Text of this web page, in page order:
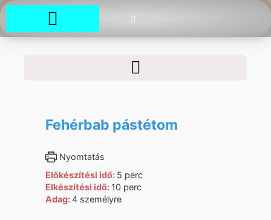
Fehérbab pástétom
Nyomtatás
Előkészítési idő: 5 perc
Elkészítési idő: 10 perc
Adag:4 személyre